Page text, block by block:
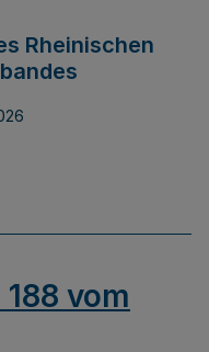
Rheinischen
vom